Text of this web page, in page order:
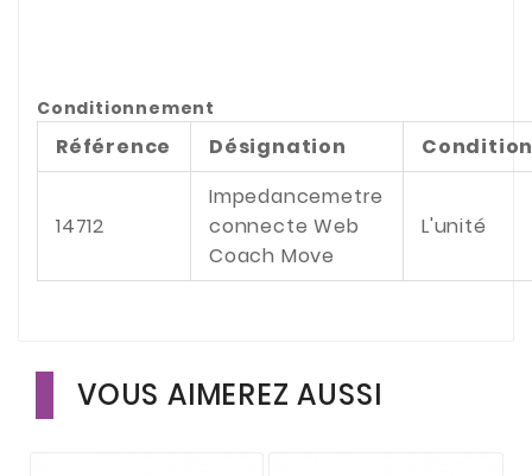
Conditionnement
Référence Désignation
14712
Impedancemetre
connecte Web
Coach Move
L'unité
VOUS AIMEREZ AUSSI